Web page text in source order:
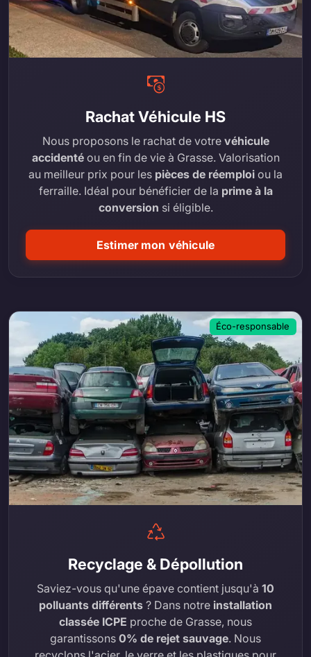
Rachat Véhicule HS
Nous proposons le rachat de votre véhicule
accidentéou en fin de vie à Grasse. Valorisation
au meilleur prix pour les pièces de réemploi ou la
ferraille. Idéal pour bénéficier de la prime à la
conversion si éligible.
Estimer mon véhicule
Éco-responsable
Recyclage & Dépollution
Saviez-vous qu'une épave contient jusqu'à 10
polluants différents ? Dans notre installation
classée ICPE proche de Grasse, nous
garantissons 0% de rejet sauvage. Nous